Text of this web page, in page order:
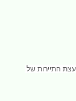
התיירות של